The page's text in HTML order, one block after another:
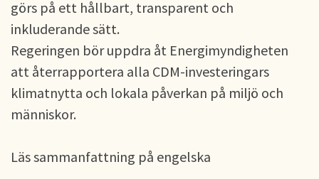
görs på ett hållbart, transparent och
inkluderande sätt.
Regeringen bör uppdra åt Energimyndigheten
att återrapportera alla CDM-investeringars
klimatnytta och lokala påverkan på miljö och
människor.
Läs sammanfattning på engelska